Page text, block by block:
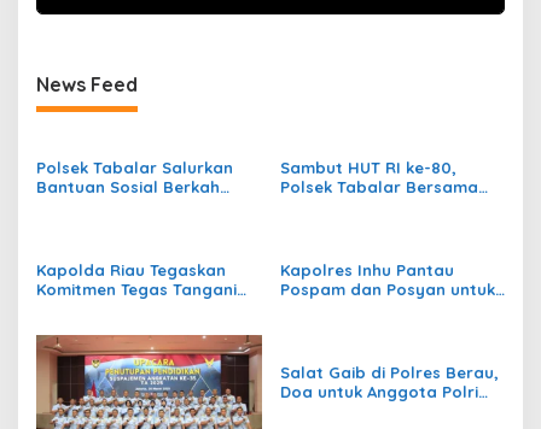
News Feed
Polsek Tabalar Salurkan
Bantuan Sosial Berkah
Sambut HUT RI ke-80,
Polsek Tabalar Bersama
Kapolda Riau Tegaskan
Komitmen Tegas Tangani
Kapolres Inhu Pantau
Pospam dan Posyan untuk
Salat Gaib di Polres Berau,
Doa untuk Anggota Polri